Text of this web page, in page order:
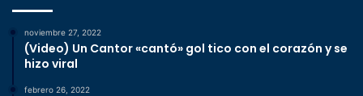
noviembre 27, 2022
(Video) Un Cantor «cantó» gol tico con el corazón y se
hizo viral
febrero 26, 2022